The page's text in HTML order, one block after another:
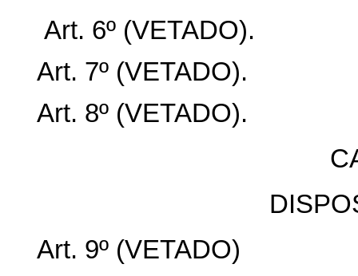
Art. 6º (VETADO).
Art. 7º (VETADO).
Art. 8º (VETADO).
Art. 9º (VETADO)